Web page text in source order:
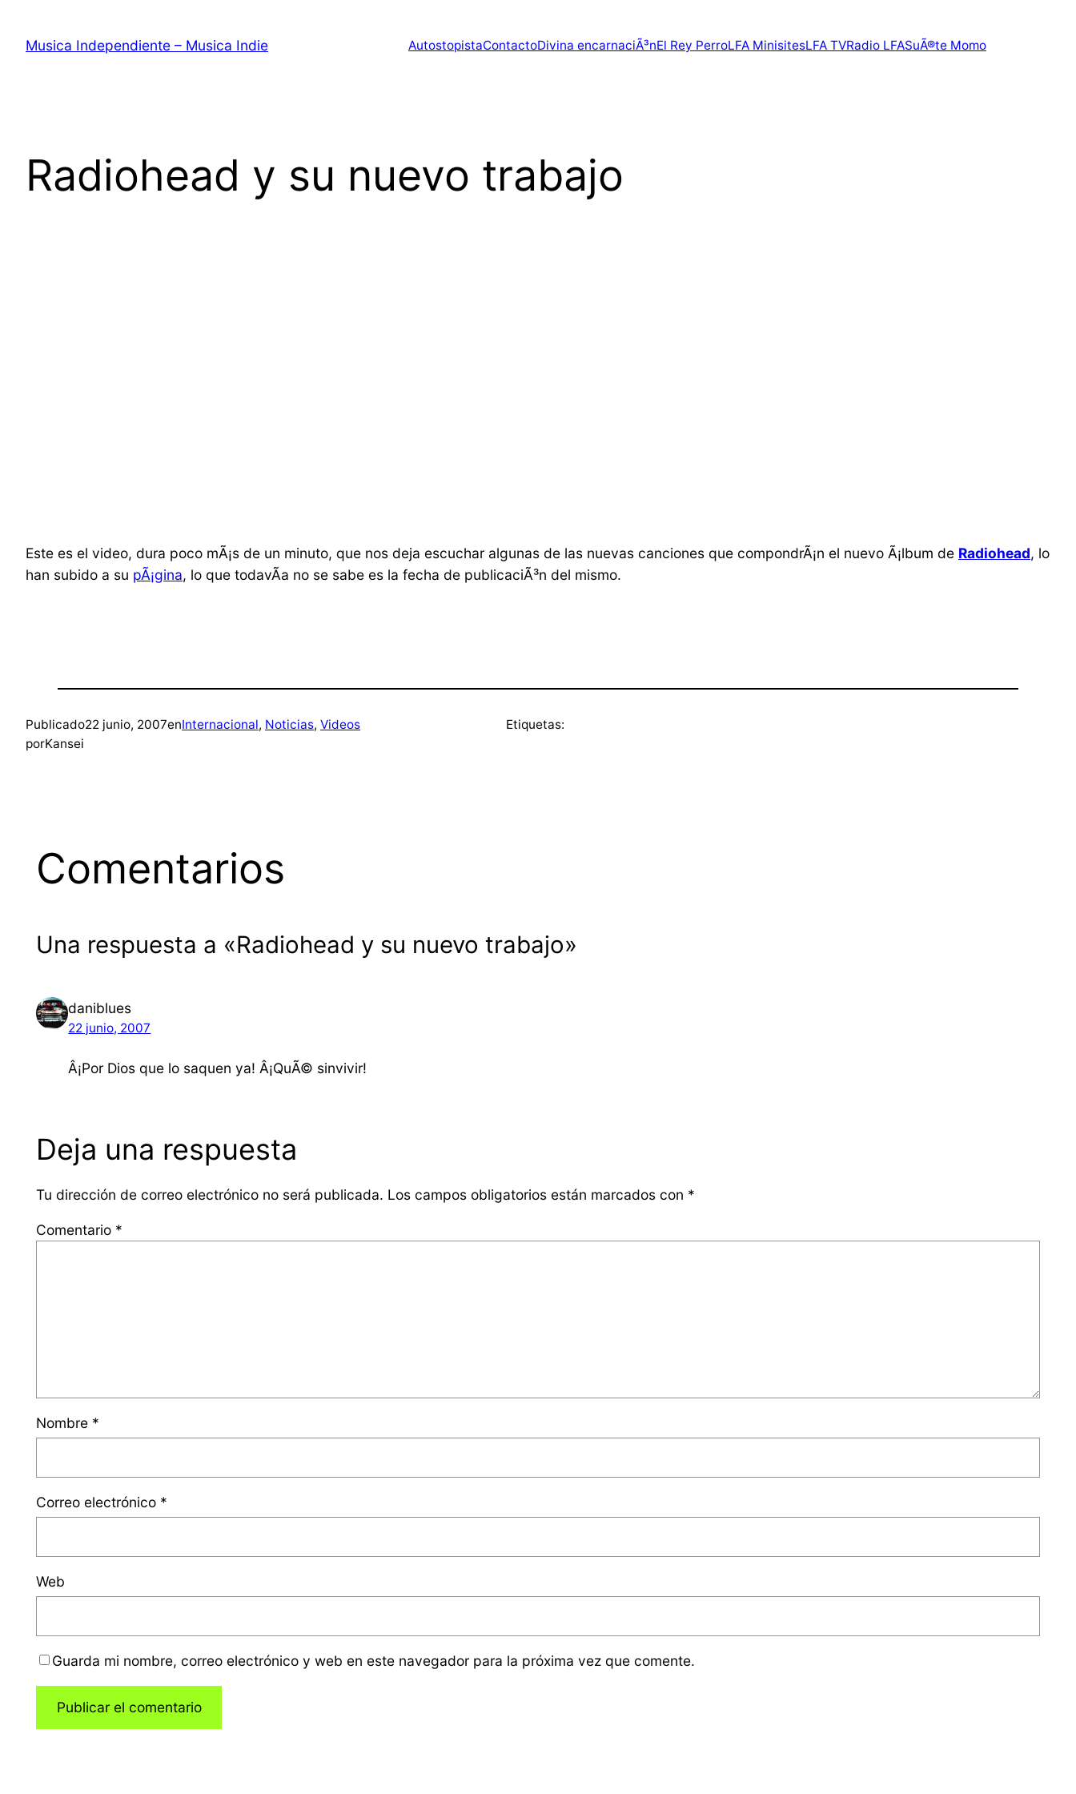
contenido
Musica Independiente – Musica Indie AutostopistaContactoDivina encarnaciÃ³nEl Rey PerroLFA MinisitesLFA TVRadio LFASuÃ®te Momo
Radiohead y su nuevo trabajo
Este es el video, dura poco mÃ¡s de un minuto, que nos deja escuchar algunas de las nuevas canciones que compondrÃ¡n el nuevo Ã¡lbum de Radiohead, lo
han subido a su pÃ¡gina, lo que todavÃ­a no se sabe es la fecha de publicaciÃ³n del mismo.
Publicado22 junio, 2007enInternacional, Noticias, Videos
porKansei
Etiquetas:
Comentarios
Una respuesta a «Radiohead y su nuevo trabajo»
daniblues
22 junio, 2007
Â¡Por Dios que lo saquen ya! Â¡QuÃ© sinvivir!
Deja una respuesta
Tu dirección de correo electrónico no será publicada. Los campos obligatorios están marcados con *
Comentario *
Nombre *
Correo electrónico *
Web
Guarda mi nombre, correo electrónico y web en este navegador para la próxima vez que comente.